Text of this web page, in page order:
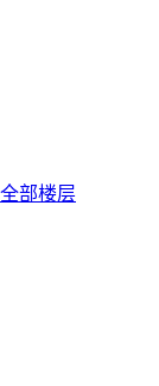
部楼层